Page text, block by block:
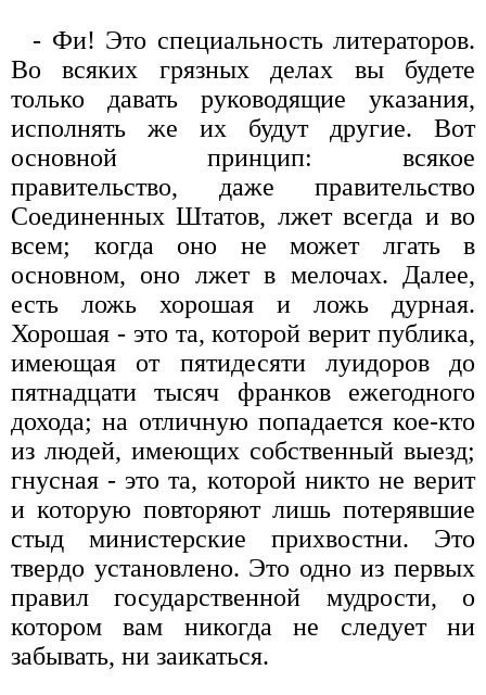
- Фи! Это специальность литераторов.
Во всяких грязных делах вы будете
только давать руководящие указания,
исполнять же их будут другие. Вот
основной принцип: всякое
правительство, даже правительство
Соединенных Штатов, лжет всегда и во
всем; когда оно не может лгать в
основном, оно лжет в мелочах. Далее,
есть ложь хорошая и ложь дурная.
Хорошая - это та, которой верит публика,
имеющая от пятидесяти луидоров до
пятнадцати тысяч франков ежегодного
дохода; на отличную попадается кое-кто
из людей, имеющих собственный выезд;
гнусная - это та, которой никто не верит
и которую повторяют лишь потерявшие
стыд министерские прихвостни. Это
твердо установлено. Это одно из первых
правил государственной мудрости, о
котором вам никогда не следует ни
забывать, ни заикаться.